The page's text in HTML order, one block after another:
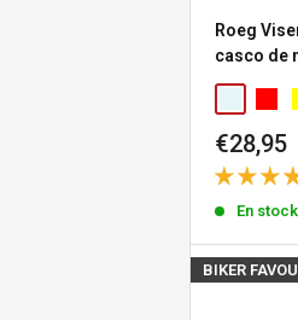
Roeg
casco de
Precio
de
venta
€28,95
En stock
BIKER